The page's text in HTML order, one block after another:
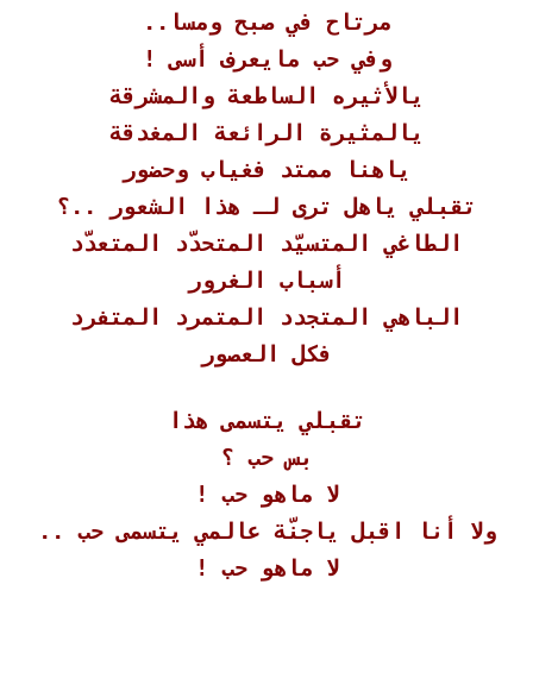
مرتاح في صبح ومسا..
وفي حب مايعرف أسى !
يالأثيره الساطعة والمشرقة
يالمثيرة الرائعة المغدقة
ياهنا ممتد فغياب وحضور
تقبلي ياهل ترى لـ هذا الشعور ..؟
الطاغي المتسيّد المتحدّد المتعدّد
أسباب الغرور
الباهي المتجدد المتمرد المتفرد
فكل العصور
تقبلي يتسمى هذا
بس حب ؟
لا ماهو حب !
ولا أنا اقبل ياجنّة عالمي يتسمى حب ..
لا ماهو حب !